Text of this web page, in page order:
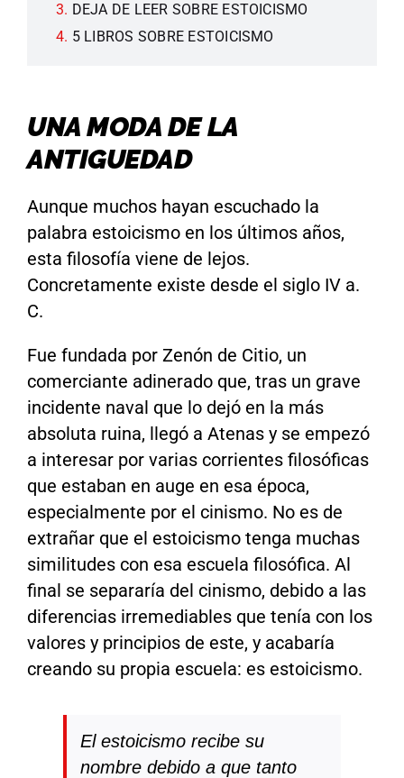
DEJA DE LEER SOBRE ESTOICISMO
5 LIBROS SOBRE ESTOICISMO
UNA MODA DE LA
ANTIGUEDAD
Aunque muchos hayan escuchado la
palabra estoicismo en los últimos años,
esta filosofía viene de lejos.
Concretamente existe desde el siglo IV a.
C.
Fue fundada por Zenón de Citio, un
comerciante adinerado que, tras un grave
incidente naval que lo dejó en la más
absoluta ruina, llegó a Atenas y se empezó
a interesar por varias corrientes filosóficas
que estaban en auge en esa época,
especialmente por el cinismo. No es de
extrañar que el estoicismo tenga muchas
similitudes con esa escuela filosófica. Al
final se separaría del cinismo, debido a las
diferencias irremediables que tenía con los
valores y principios de este, y acabaría
creando su propia escuela: es estoicismo.
El estoicismo recibe su
nombre debido a que tanto